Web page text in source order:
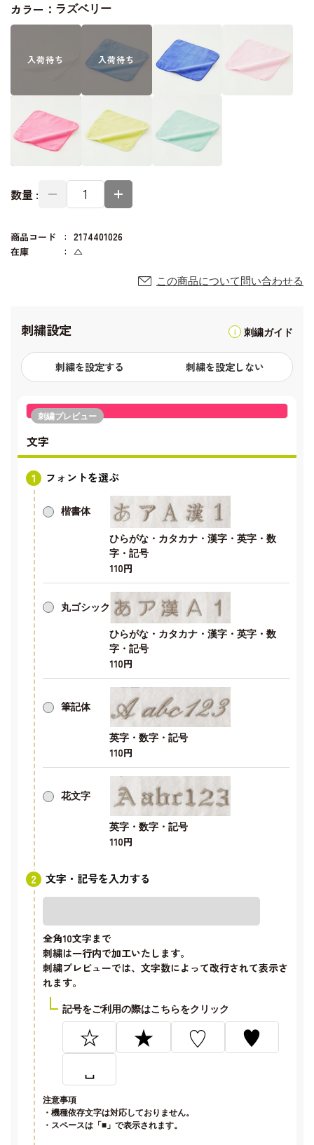
カラー： ラズベリー
入荷待ち 入荷待ち
数量 :
商品コード
2174401026
在庫
△
この商品について問い合わせる
刺繍設定 刺繍ガイド
刺繍を設定する 刺繍を設定しない
刺繍プレビュー
文字
フォントを選ぶ
楷書体
ひらがな・カタカナ・漢字・英字・数
字・記号
110円
丸ゴシック
ひらがな・カタカナ・漢字・英字・数
字・記号
110円
筆記体
英字・数字・記号
110円
花文字
英字・数字・記号
110円
文字・記号を入力する
全角10文字まで
刺繍は一行内で加工いたします。
刺繍プレビューでは、文字数によって改行されて表示さ
れます。
記号をご利用の際はこちらをクリック
☆ ★ ♡
♥
␣
注意事項
・機種依存文字は対応しておりません。
・スペースは「■」で表示されます。